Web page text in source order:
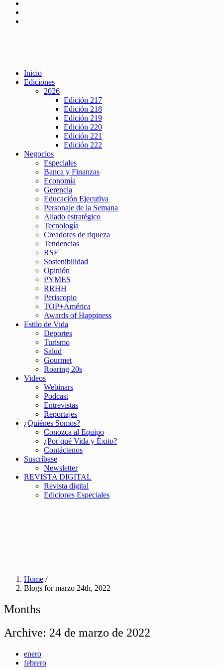
Inicio
Ediciones
2026
Edición 217
Edición 218
Edición 219
Edición 220
Edición 221
Edición 222
Negocios
Especiales
Banca y Finanzas
Economía
Gerencia
Educación Ejecutiva
Personaje de la Semana
Aliado estratégico
Tecnología
Creadores de riqueza
Tendencias
RSE
Sostenibilidad
Opinión
PYMES
RRHH
Periscopio
TOP+América
Awards of Happiness
Estilo de Vida
Deportes
Turismo
Salud
Gourmet
Roaring 20s
Videos
Webinars
Podcast
Entrevistas
Reportajes
¿Quiénes Somos?
Conozca al Equipo
¿Por qué Vida y Éxito?
Contáctenos
Suscríbase
Newsletter
REVISTA DIGITAL
Revista digital
Ediciones Especiales
Home /
Blogs for marzo 24th, 2022
Months
Archive: 24 de marzo de 2022
enero
febrero